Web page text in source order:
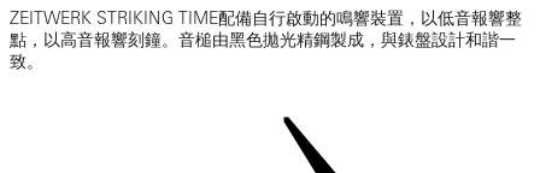
ZEITWERK STRIKING TIME配備自行啟動的鳴響裝置，以低音報響整
點，以高音報響刻鐘。音槌由黑色拋光精鋼製成，與錶盤設計和諧一
致。